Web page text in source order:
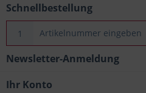
Schnellbestellung
Newsletter-Anmeldung
Ihr Konto